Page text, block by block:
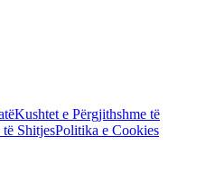
Kushtet e Përgjithshme të
ShitjesPolitika e Cookies